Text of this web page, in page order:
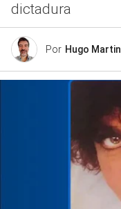
dictadura
Por Hugo Martin